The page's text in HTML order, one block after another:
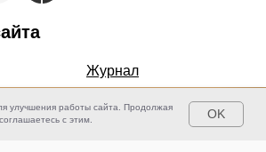
улучшения работы сайта. Продолжая
с этим.
OK
Журнал
И ПОЛУЧИ ЧЕК-ЛИСТ
землю»